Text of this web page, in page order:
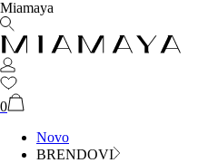
Miamaya
0
Novo
BRENDOVI